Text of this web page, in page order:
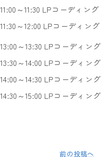
11:00～11:30 LPコーディング
11:30～12:00 LPコーディング
13:00～13:30 LPコーディング
13:30～14:00 LPコーディング
14:00～14:30 LPコーディング
14:30～15:00 LPコーディング
前の投稿へ